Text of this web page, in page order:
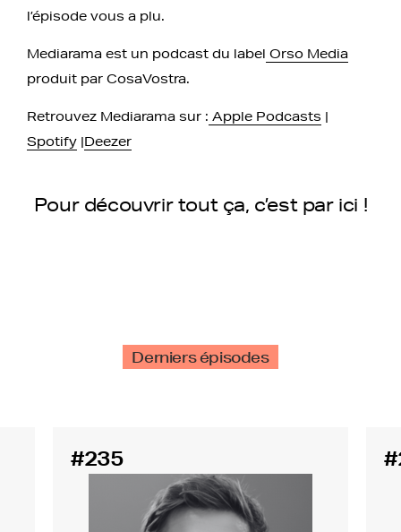
l’épisode vous a plu.
Mediarama est un podcast du label Orso Media
produit par CosaVostra.
Retrouvez Mediarama sur : Apple Podcasts |
Spotify |Deezer
Pour découvrir tout ça, c’est par ici !
Derniers épisodes
#235